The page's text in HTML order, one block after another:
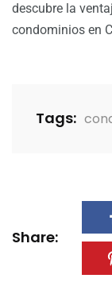
descubre la
condominios en
Tags:
Share: